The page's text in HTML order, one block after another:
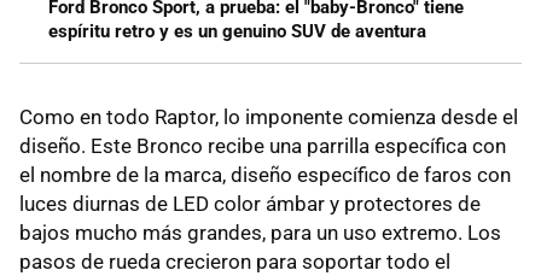
Ford Bronco Sport, a prueba: el "baby-Bronco" tiene
espíritu retro y es un genuino SUV de aventura
Como en todo Raptor, lo imponente comienza desde el
diseño. Este Bronco recibe una parrilla específica con
el nombre de la marca, diseño específico de faros con
luces diurnas de LED color ámbar y protectores de
bajos mucho más grandes, para un uso extremo. Los
pasos de rueda crecieron para soportar todo el